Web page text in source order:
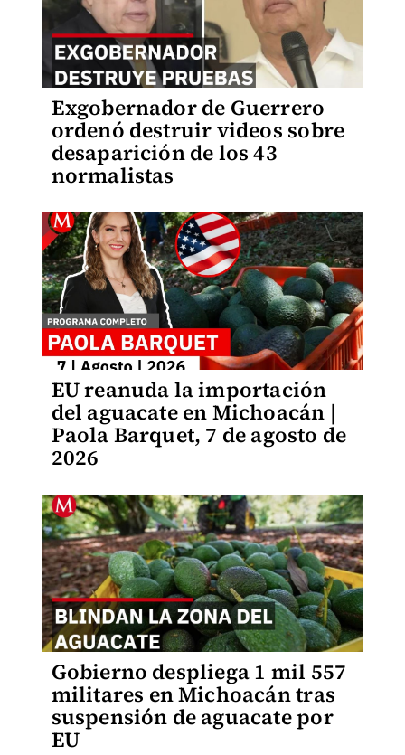
Exgobernador de Guerrero
ordenó destruir videos sobre
desaparición de los 43
normalistas
EU reanuda la importación
del aguacate en Michoacán |
Paola Barquet, 7 de agosto de
2026
Gobierno despliega 1 mil 557
militares en Michoacán tras
suspensión de aguacate por
EU